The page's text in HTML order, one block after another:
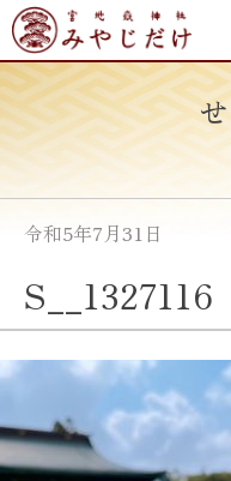
Skip
to
content
お知らせ
令和5年7月31日
S__1327116